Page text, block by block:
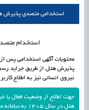
اشتغال و کارآفرینی راه‌اندازی
استخدامی متصدی پذیرش
استخدام
محتویات آگهی استخدامی پس
نیروی انسانی نیز به اطلاع
جهت اطلاع از وضعیت فعال یا
هتل در سال 1405 به سامانه مراجعه نمایید.